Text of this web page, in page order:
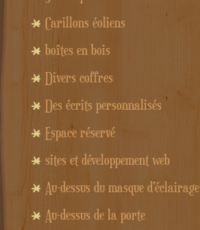
Carillons éoliens
boîtes en bois
Divers coffres
Des écrits personnalisés
Espace réservé
sites et développement web
Au-dessus du masque d'éclairage
Au-dessus de la porte